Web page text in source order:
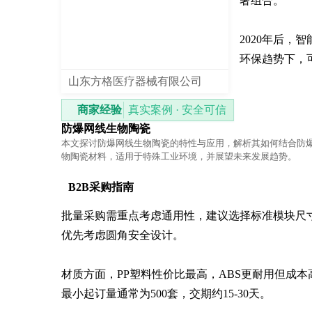
山东方格医疗器械有限公司
2020年后，
环保趋势下，
商家经验 真实案例 · 安全可信
防爆网线生物陶瓷
本文探讨防爆网线生物陶瓷的特性与应用，解析其如何结合防
物陶瓷材料，适用于特殊工业环境，并展望未来发展趋势。
B2B采购指南
批量采购需重点考虑通用性，建议选择标准模块
优先考虑圆角安全设计。
材质方面，PP塑料性价比最高，ABS更耐用但成
最小起订量通常为500套，交期约15-30天。